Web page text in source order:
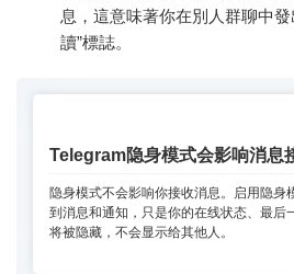
息，這意味著你在別人群聊中
讀”標誌。
Telegram隐身模式会影响消息
隐身模式不会影响你接收消息。启用隐身
到消息和通知，只是你的在线状态、最后
将被隐藏，不会显示给其他人。